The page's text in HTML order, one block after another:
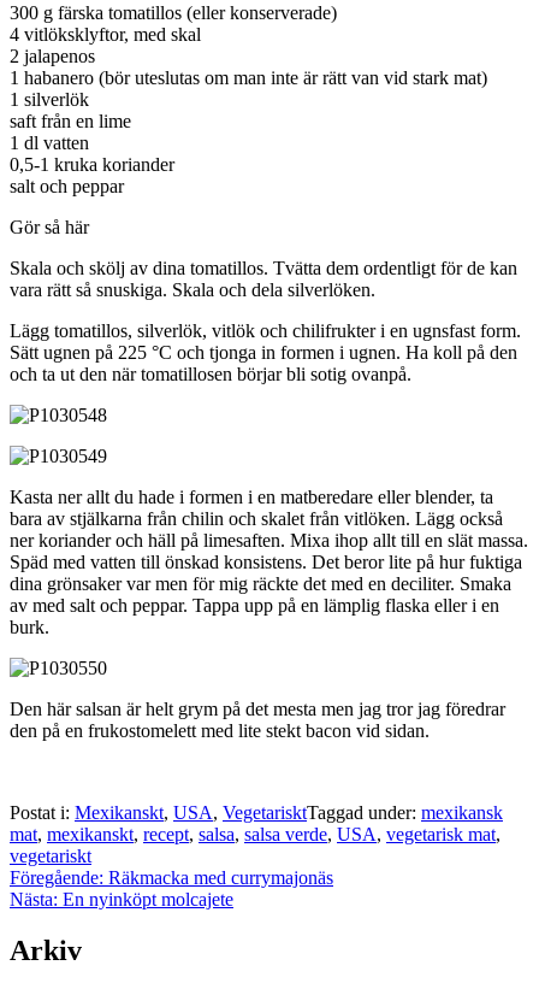
300 g färska tomatillos (eller konserverade)
4 vitlöksklyftor, med skal
2 jalapenos
1 habanero (bör uteslutas om man inte är rätt van vid stark mat)
1 silverlök
saft från en lime
1 dl vatten
0,5-1 kruka koriander
salt och peppar
Gör så här
Skala och skölj av dina tomatillos. Tvätta dem ordentligt för de kan
vara rätt så snuskiga. Skala och dela silverlöken.
Lägg tomatillos, silverlök, vitlök och chilifrukter i en ugnsfast form.
Sätt ugnen på 225 °C och tjonga in formen i ugnen. Ha koll på den
och ta ut den när tomatillosen börjar bli sotig ovanpå.
Kasta ner allt du hade i formen i en matberedare eller blender, ta
bara av stjälkarna från chilin och skalet från vitlöken. Lägg också
ner koriander och häll på limesaften. Mixa ihop allt till en slät massa.
Späd med vatten till önskad konsistens. Det beror lite på hur fuktiga
dina grönsaker var men för mig räckte det med en deciliter. Smaka
av med salt och peppar. Tappa upp på en lämplig flaska eller i en
burk.
Den här salsan är helt grym på det mesta men jag tror jag föredrar
den på en frukostomelett med lite stekt bacon vid sidan.
Postat i: Mexikanskt, USA, VegetarisktTaggad under: mexikansk
mat, mexikanskt, recept, salsa, salsa verde, USA, vegetarisk mat,
vegetariskt
Inläggsnavigering
Föregående: Räkmacka med currymajonäs
Nästa: En nyinköpt molcajete
Arkiv